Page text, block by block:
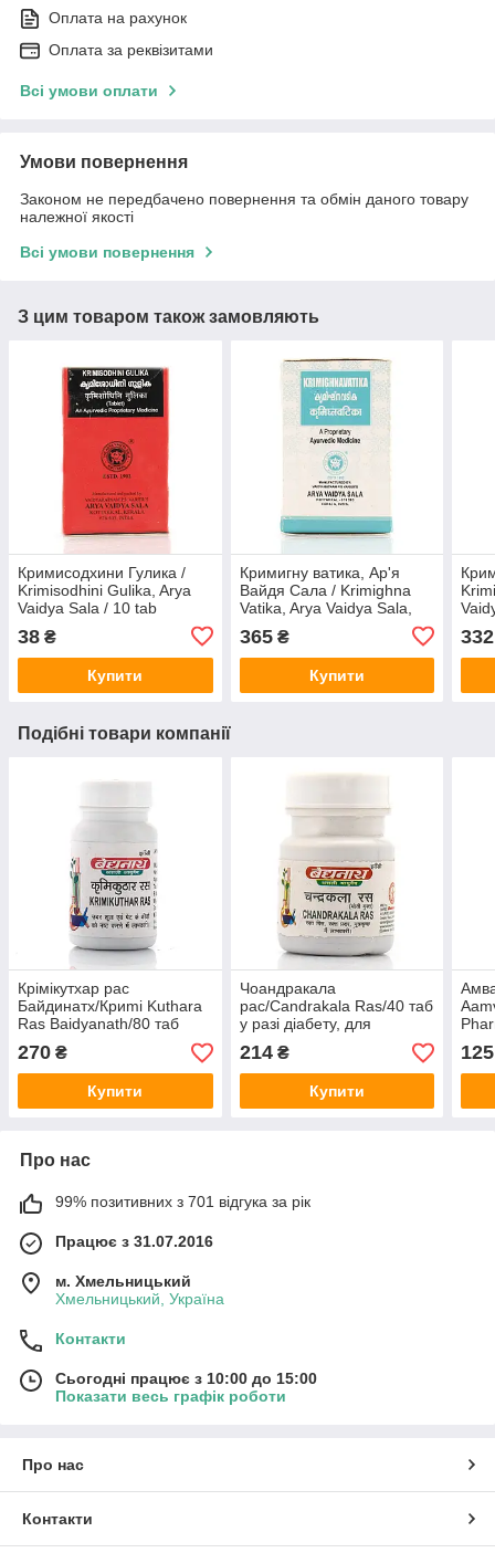
Оплата на рахунок
Оплата за реквізитами
Всі умови оплати
Умови повернення
Законом не передбачено повернення та обмін даного товару
належної якості
Всі умови повернення
З цим товаром також замовляють
Кримисодхини Гулика /
Krimisodhini Gulika, Arya
Vaidya Sala / 10 tab
натуральний комплекс від
гельмінтів
38 ₴
Купити
Кримигну ватика, Ар'я
Вайдя Сала / Krimighna
Vatika, Arya Vaidya Sala,
Антипаразитарна від
глистів паразитів
365₴
Купити
332
Подібні товари компанії
Крімікутхар рас
Байдинатх/Криmi Kuthara
Ras Baidyanath/80 таб
антипаразитарна від
глистів, паразитів,
лямблей
270 ₴
Купити
Чоандракала
рас/Candrakala Ras/40 таб
у разі діабету, для
зниження рівня цукру
214₴
Купити
125
Про нас
99% позитивних з 701 відгука за рік
Працює з 31.07.2016
м. Хмельницький
Хмельницький, Україна
Контакти
Сьогодні працює з 10:00 до 15:00
Показати весь графік роботи
Про нас
Контакти